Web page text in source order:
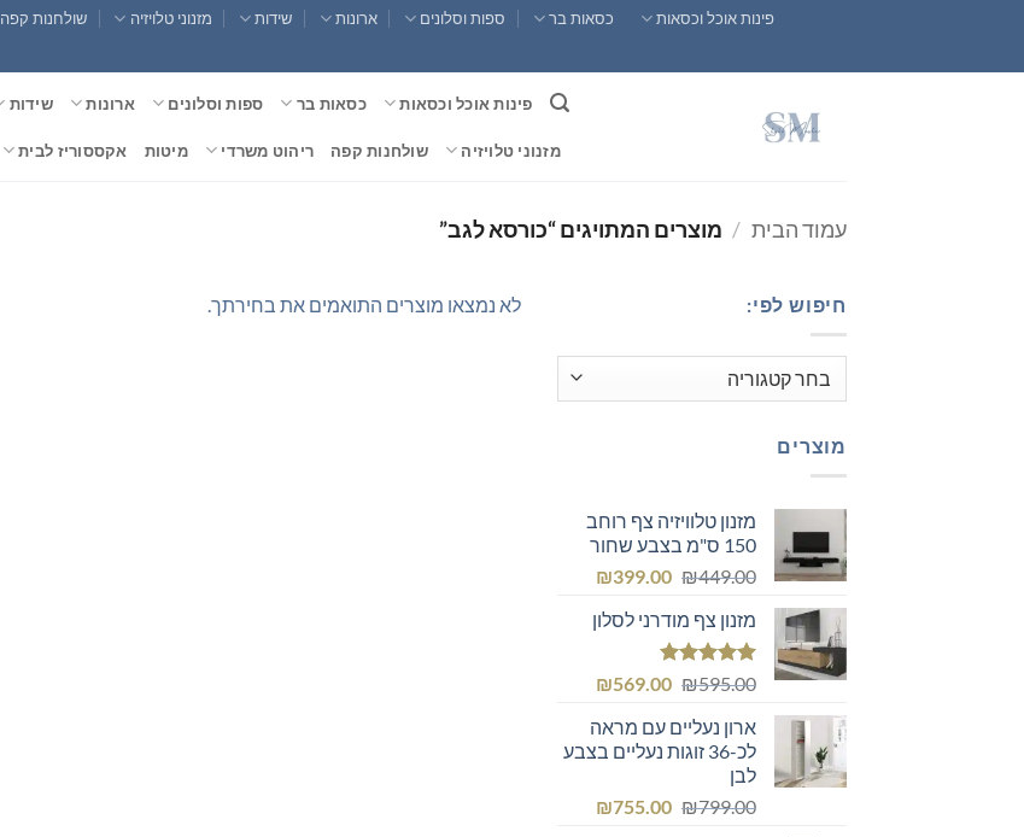
content
פינות אוכל וכסאות כסאות בר ספות וסלונים ארונות שידות מזנוני טלויזיה שולחנות קפה
פינות אוכל וכסאות כסאות בר ספות וסלונים ארונות שידות
מזנוני טלויזיה שולחנות קפה ריהוט משרדי מיטות אקססוריז לבית
עמוד הבית / מוצרים המתויגים “כורסא לגב”
חיפוש לפי:
מוצרים
מזנון טלוויזיה צף רוחב
150 ס"מ בצבע שחור
₪449.00
המחיר
היה:
₪449.00.
₪399.00
המחיר
הוא:מזנון צף מודרני לסלון
דורג5.00
₪595.00
המחיר
היה:
₪595.00.
₪569.00
המחיר
הוא:
₪569.00.
ארון נעליים עם מראה
לכ-36 זוגות נעליים בצבע
לבן
₪799.00
המחיר ₪755.00
המחיר
לא נמצאו מוצרים התואמים את בחירתך.